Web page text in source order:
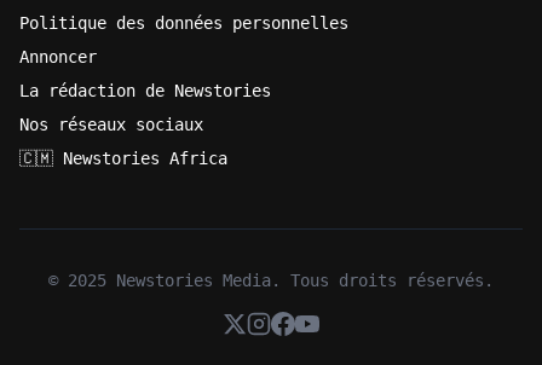
Politique des données personnelles
Annoncer
La rédaction de Newstories
Nos réseaux sociaux
🇨🇲 Newstories Africa
© 2025 Newstories Media. Tous droits réservés.